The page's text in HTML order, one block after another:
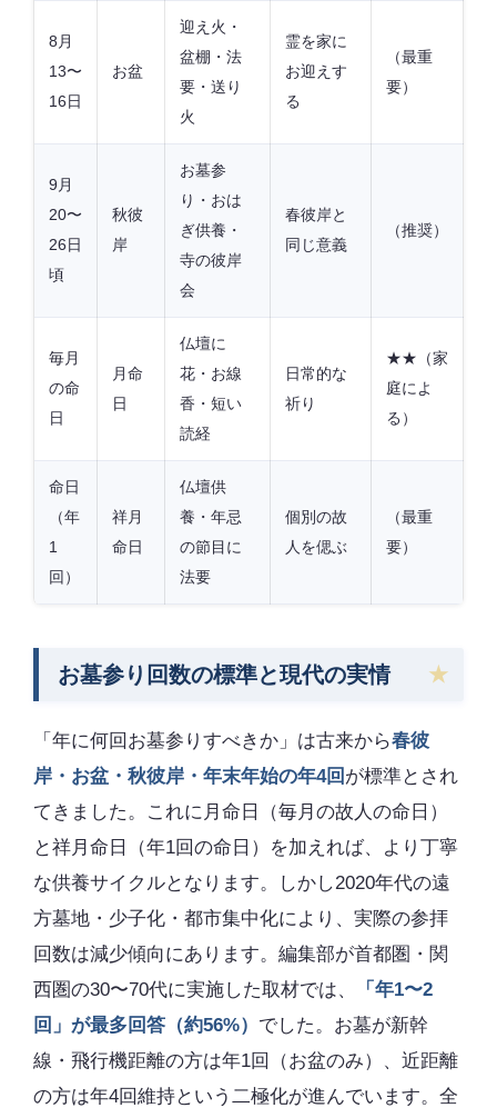
8月
13〜
16日
お盆
迎え火・
盆棚・法
要・送り
火
霊を家に
お迎えす
る
（最重
要）
9月
20〜
26日
頃
秋彼
岸
お墓参
り・おは
ぎ供養・
寺の彼岸
会
春彼岸と
同じ意義
（推奨）
毎月
の命
日
月命
日
仏壇に
花・お線
香・短い
読経
日常的な
祈り
★★（家
庭によ
る）
命日
（年
1
回）
祥月
命日
仏壇供
養・年忌
の節目に
法要
個別の故
人を偲ぶ
（最重
要）
お墓参り回数の標準と現代の実情
「年に何回お墓参りすべきか」は古来から春彼
岸・お盆・秋彼岸・年末年始の年4回 が標準とされ
てきました。これに月命日（毎月の故人の命日）
と祥月命日（年1回の命日）を加えれば、より丁寧
な供養サイクルとなります。しかし2020年代の遠
方墓地・少子化・都市集中化により、実際の参拝
回数は減少傾向にあります。編集部が首都圏・関
西圏の30〜70代に実施した取材では、
「年1〜2
回」が最多回答（約56%） でした。お墓が新幹
線・飛行機距離の方は年1回（お盆のみ）、近距離
の方は年4回維持という二極化が進んでいます。全